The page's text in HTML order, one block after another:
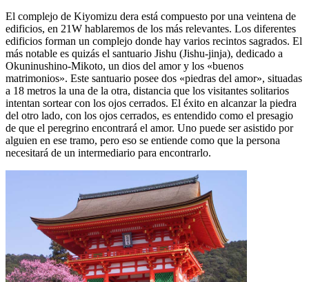
El complejo de Kiyomizu dera está compuesto por una veintena de
edificios, en 21W hablaremos de los más relevantes. Los diferentes
edificios forman un complejo donde hay varios recintos sagrados. El
más notable es quizás el santuario Jishu (Jishu-jinja), dedicado a
Okuninushino-Mikoto, un dios del amor y los «buenos
matrimonios». Este santuario posee dos «piedras del amor», situadas
a 18 metros la una de la otra, distancia que los visitantes solitarios
intentan sortear con los ojos cerrados. El éxito en alcanzar la piedra
del otro lado, con los ojos cerrados, es entendido como el presagio
de que el peregrino encontrará el amor. Uno puede ser asistido por
alguien en ese tramo, pero eso se entiende como que la persona
necesitará de un intermediario para encontrarlo.